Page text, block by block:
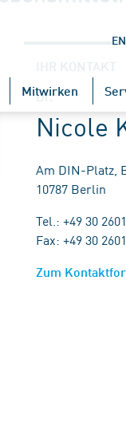
EN
Mitwirken
IHR KONTAKT
Dr.
Nicole
Am DIN-Platz,
10787 Berlin
Tel.: +49 30
Fax: +49 30
Zum